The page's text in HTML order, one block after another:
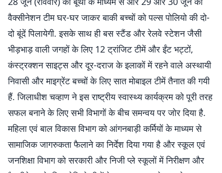
वैक्सीनेशन टीम घर-घर जाकर बाकी बच्चों को पल्स पोलियो की दो-
दो बूंदें पिलायेगी. इसके साथ ही बस स्टैंड और रेलवे स्टेशन जैसी
भीड़भाड़ वाली जगहों के लिए 12 ट्रांजिट टीमें और ईंट भट्टों,
कंस्ट्रक्शन साइट्स और दूर-दराज के इलाकों में रहने वाले अस्थायी
निवासी और माइग्रेंट बच्चों के लिए सात मोबाइल टीमें तैनात की गयी
हैं. जिलाधीश चव्हाण ने इस राष्ट्रीय स्वास्थ्य कार्यक्रम को पूरी तरह
सफल बनाने के लिए सभी विभागों के बीच समन्वय पर जोर दिया है.
महिला एवं बाल विकास विभाग को आंगनबाड़ी कर्मियों के माध्यम से
सामाजिक जागरुकता फैलाने का निर्देश दिया गया है और स्कूल एवं
जनशिक्षा विभाग को सरकारी और निजी प्ले स्कूलों में निरीक्षण और